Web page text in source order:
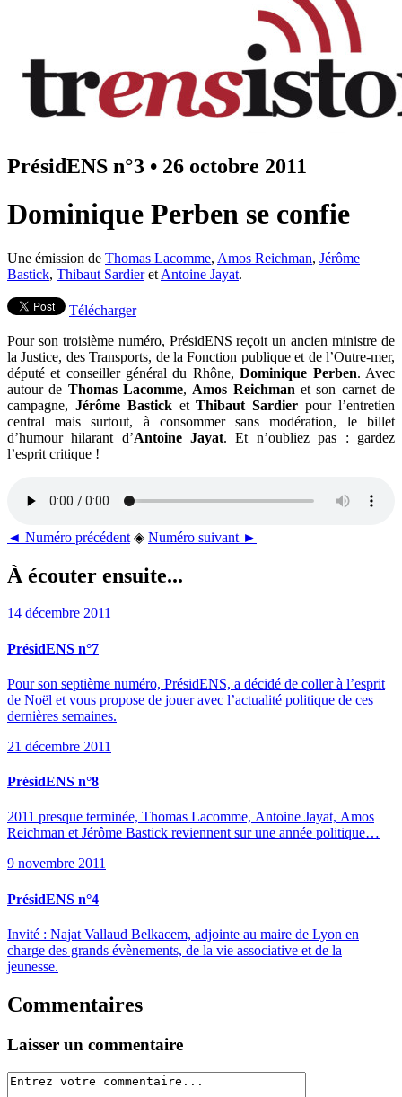
PrésidENS n°3 • 26 octobre 2011
Dominique Perben se confie
Une émission de Thomas Lacomme, Amos Reichman, Jérôme
Bastick, Thibaut Sardieret Antoine Jayat.
Télécharger
Pour son troisième numéro, PrésidENS reçoit un ancien ministre de
la Justice, des Transports, de la Fonction publique et de l’Outre-mer,
député et conseiller général du Rhône,Dominique Perben. Avec
autour de Thomas Lacomme, Amos Reichman et son carnet de
campagne, Jérôme BasticketThibaut Sardier pour l’entretien
central mais surtout, à consommer sans modération, le billet
d’humour hilarant d’Antoine Jayat. Et n’oubliez pas : gardez
l’esprit critique !
◄ Numéro précédent ◈ Numéro suivant ►
À écouter ensuite...
14 décembre 2011
PrésidENS n°7
Pour son septième numéro, PrésidENS, a décidé de coller à l’esprit
de Noël et vous propose de jouer avec l’actualité politique de ces
dernières semaines.
21 décembre 2011
PrésidENS n°8
2011 presque terminée, Thomas Lacomme, Antoine Jayat, Amos
Reichman et Jérôme Bastick reviennent sur une année politique…
9 novembre 2011
PrésidENS n°4
Invité : Najat Vallaud Belkacem, adjointe au maire de Lyon en
charge des grands évènements, de la vie associative et de la
jeunesse.
Commentaires
Laisser un commentaire